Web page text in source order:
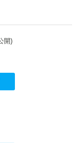
開)